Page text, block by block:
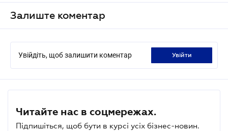
Залиште коментар
Увійдіть, щоб залишити коментар увійти
Читайте нас в соцмережах.
Підпишіться, щоб бути в курсі усіх бізнес-новин.